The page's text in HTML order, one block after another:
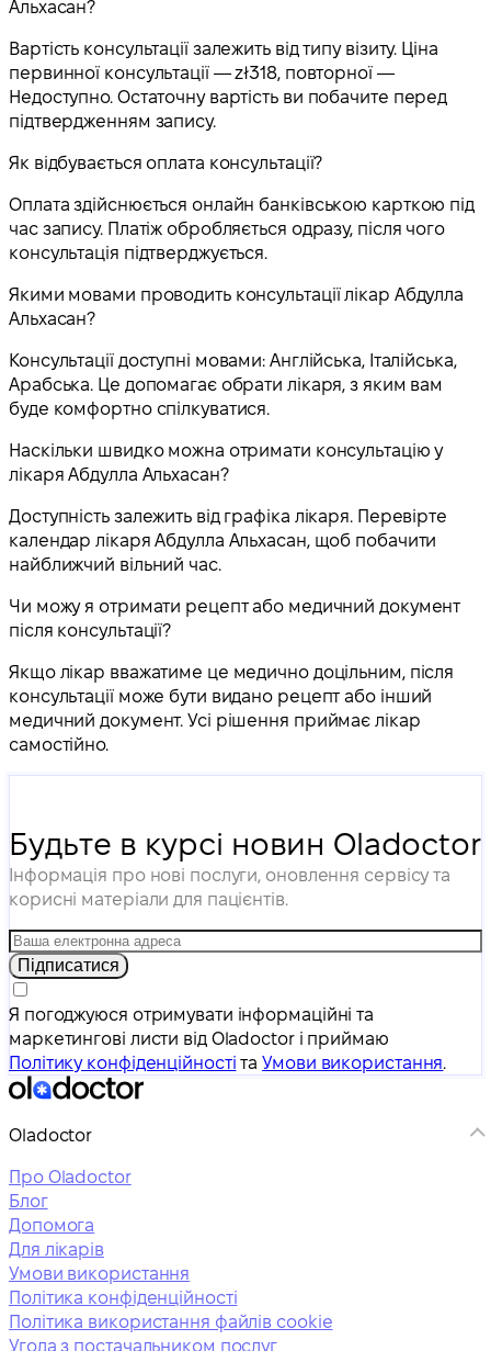
Альхасан?
Вартість консультації залежить від типу візиту. Ціна
первинної консультації — zł318, повторної —
Недоступно. Остаточну вартість ви побачите перед
підтвердженням запису.
Як відбувається оплата консультації?
Оплата здійснюється онлайн банківською карткою під
час запису. Платіж обробляється одразу, після чого
консультація підтверджується.
Якими мовами проводить консультації лікар Абдулла
Альхасан?
Консультації доступні мовами: Англійська, Італійська,
Арабська. Це допомагає обрати лікаря, з яким вам
буде комфортно спілкуватися.
Наскільки швидко можна отримати консультацію у
лікаря Абдулла Альхасан?
Доступність залежить від графіка лікаря. Перевірте
календар лікаря Абдулла Альхасан, щоб побачити
найближчий вільний час.
Чи можу я отримати рецепт або медичний документ
після консультації?
Якщо лікар вважатиме це медично доцільним, після
консультації може бути видано рецепт або інший
медичний документ. Усі рішення приймає лікар
самостійно.
Будьте в курсі новин Oladoctor
Інформація про нові послуги, оновлення сервісу та
корисні матеріали для пацієнтів.
Підписатися
Я погоджуюся отримувати інформаційні та
маркетингові листи від Oladoctor і приймаю
Політику конфіденційності таУмови використання.
Oladoctor
Про Oladoctor
Блог
Допомога
Для лікарів
Умови використання
Політика конфіденційності
Політика використання файлів cookie
Угода з постачальником послуг